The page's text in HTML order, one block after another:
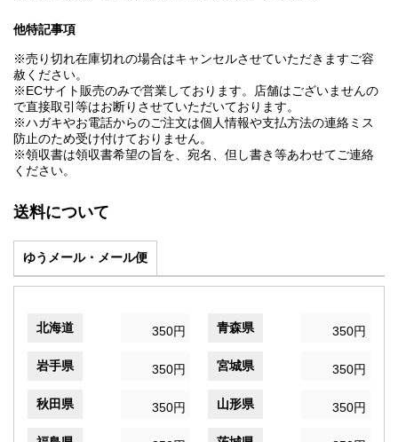
他特記事項
※売り切れ在庫切れの場合はキャンセルさせていただきますご容
赦ください。
※ECサイト販売のみで営業しております。店舗はございませんの
で直接取引等はお断りさせていただいております。
※ハガキやお電話からのご注文は個人情報や支払方法の連絡ミス
防止のため受け付けておりません。
※領収書は領収書希望の旨を、宛名、但し書き等あわせてご連絡
ください。
送料について
ゆうメール・メール便
北海道 350円 青森県 350円
岩手県 350円 宮城県 350円
秋田県 350円 山形県 350円